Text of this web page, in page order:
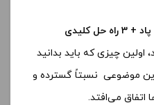
کلیدی
چیزی که باید بدانید
موضوعی نسبتاً گسترده و
اتفاق می‌افتد.